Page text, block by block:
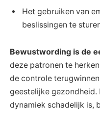
Het gebruiken van
beslissingen te
Bewustwording is de
deze patronen te
de controle
geestelijke gezondheid.
dynamiek schadelijk is,